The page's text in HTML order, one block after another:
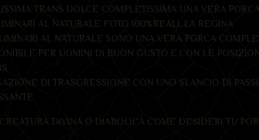
TRANS DOLCE COMPLETISSIMA UNA VERA
AL NATURALE FOTO 100%REALI, LA REGINA
AL NATURALE SONO UNA VERA PORCA
PER UOMINI DI BUON GUSTO E,CON LE
DI TRASGRESSIONE CON UNO SLANCIO DI
DIVINA O DIABOLICA COME DESIDERI TU